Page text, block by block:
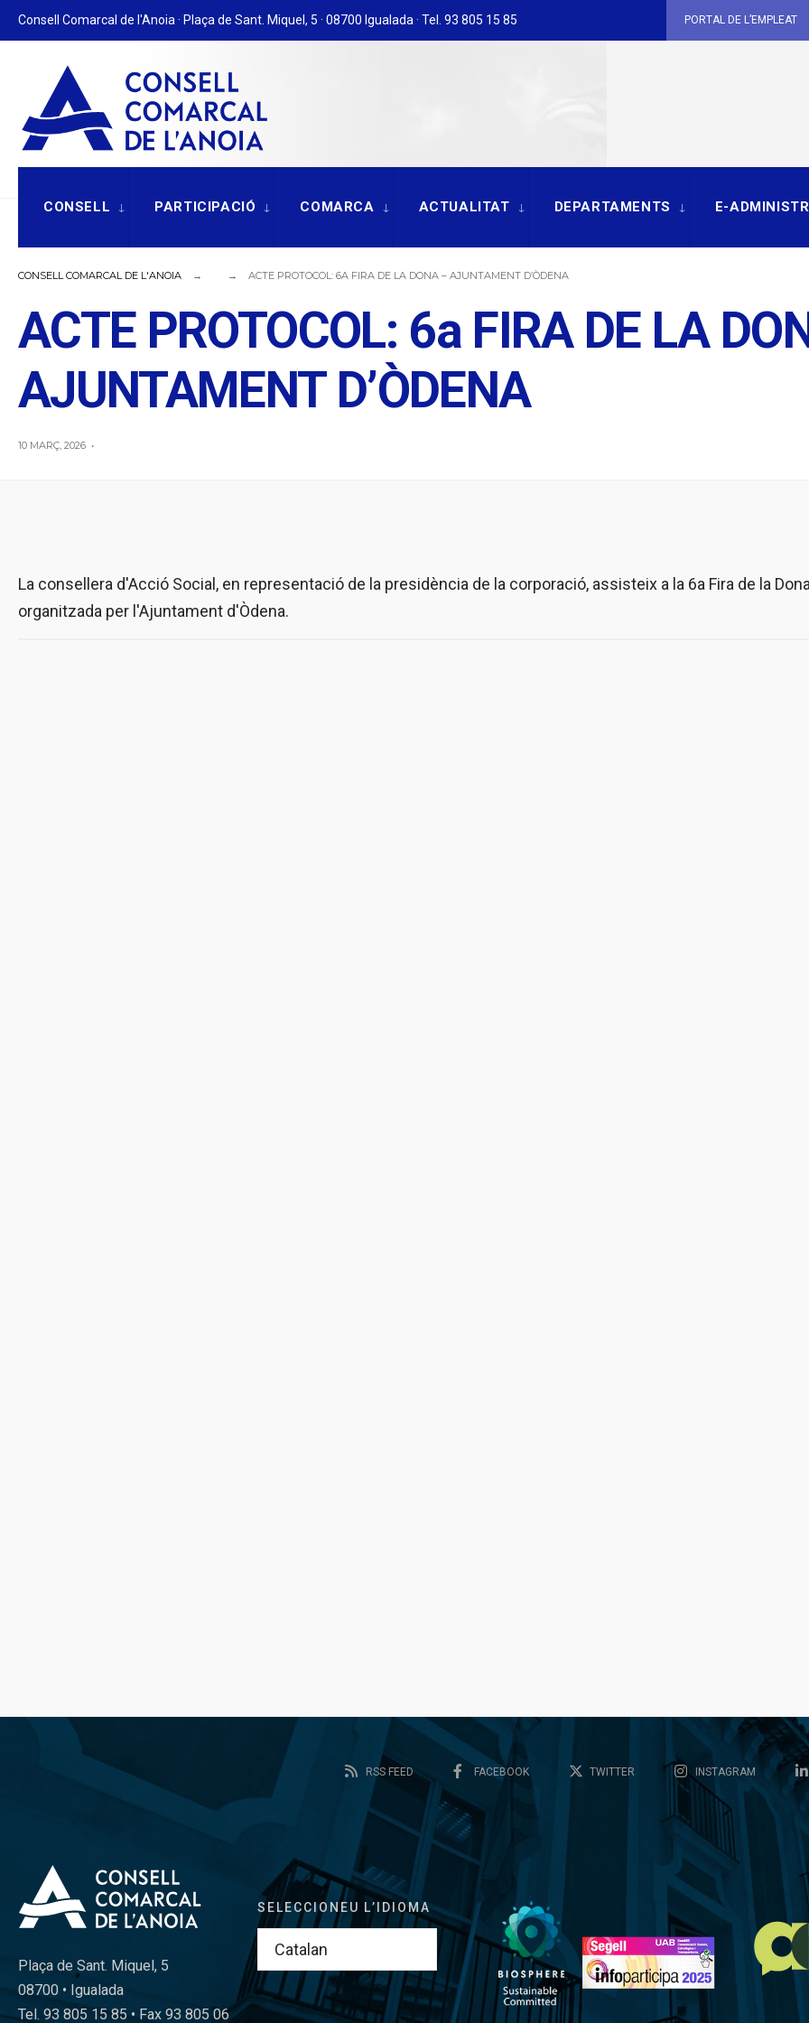
Skip
to
Consell Comarcal de l'Anoia · Plaça de Sant. Miquel, 5 · 08700 Igualada · Tel. 93 805 15 85 PORTAL DE L’EMPLEAT
CONSELL PARTICIPACIÓ COMARCA ACTUALITAT DEPARTAMENTS E-
CONSELL COMARCAL DE L'ANOIA ACTE PROTOCOL: 6A FIRA DE LA DONA – AJUNTAMENT D’ÒDENA
ACTE PROTOCOL: 6a FIRA DE LA
AJUNTAMENT D’ÒDENA
10 MARÇ, 2026 •
La consellera d'Acció Social, en representació de la presidència de la corporació, assisteix a la 6a Fira de la
organitzada per l'Ajuntament d'Òdena.
RSS FEED FACEBOOK TWITTER INSTAGRAM
Plaça de Sant. Miquel, 5
08700 • Igualada
Tel. 93 805 15 85 • Fax 93 805 06
SELECCIONEU L’IDIOMA